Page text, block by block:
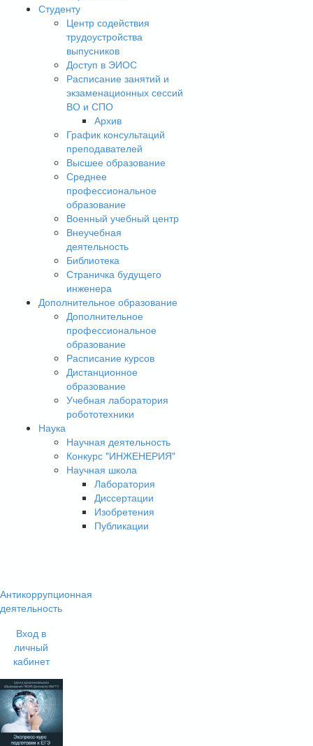
Студенту
Центр содействия
трудоустройства
выпусников
Доступ в ЭИОС
Расписание занятий и
экзаменационных сессий
ВО и СПО
Архив
График консультаций
преподавателей
Высшее образование
Среднее
профессиональное
образование
Военный учебный центр
Внеучебная
деятельность
Библиотека
Страничка будущего
инженера
Дополнительное образование
Дополнительное
профессиональное
образование
Расписание курсов
Дистанционное
образование
Учебная лаборатория
робототехники
Наука
Научная деятельность
Конкурс "ИНЖЕНЕРИЯ"
Научная школа
Лаборатория
Диссертации
Изобретения
Публикации
Антикоррупционная
деятельность
Вход в
личный
кабинет